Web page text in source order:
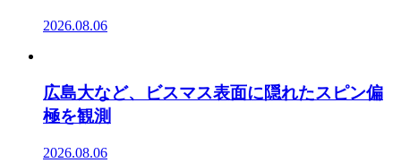
2026.08.06
広島大など、ビスマス表面に隠れたスピン偏
極を観測
2026.08.06